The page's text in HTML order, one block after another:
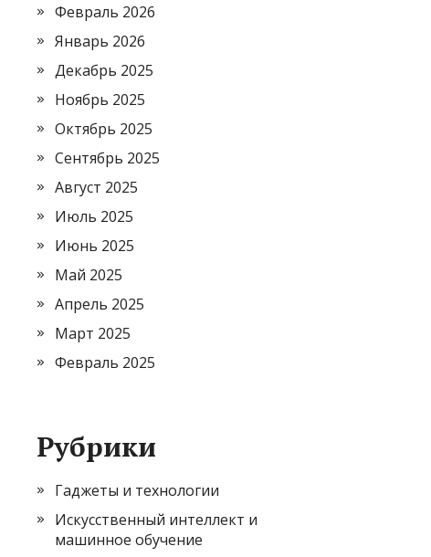
Февраль 2026
Январь 2026
Декабрь 2025
Ноябрь 2025
Октябрь 2025
Сентябрь 2025
Август 2025
Июль 2025
Июнь 2025
Май 2025
Апрель 2025
Март 2025
Февраль 2025
Рубрики
Гаджеты и технологии
Искусственный интеллект и
машинное обучение